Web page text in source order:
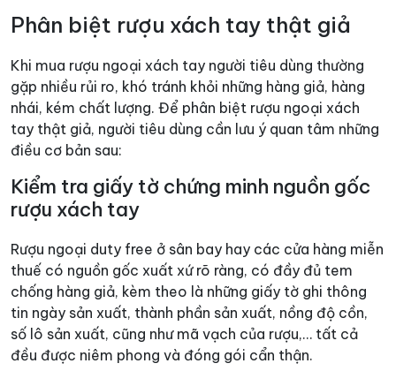
Phân biệt rượu xách tay thật giả
Khi mua rượu ngoại xách tay người tiêu dùng thường
gặp nhiều rủi ro, khó tránh khỏi những hàng giả, hàng
nhái, kém chất lượng. Để phân biệt rượu ngoại xách
tay thật giả, người tiêu dùng cần lưu ý quan tâm những
điều cơ bản sau:
Kiểm tra giấy tờ chứng minh nguồn gốc
rượu xách tay
Rượu ngoại duty free ở sân bay hay các cửa hàng miễn
thuế có nguồn gốc xuất xứ rõ ràng, có đầy đủ tem
chống hàng giả, kèm theo là những giấy tờ ghi thông
tin ngày sản xuất, thành phần sản xuất, nồng độ cồn,
số lô sản xuất, cũng như mã vạch của rượu,… tất cả
đều được niêm phong và đóng gói cẩn thận.